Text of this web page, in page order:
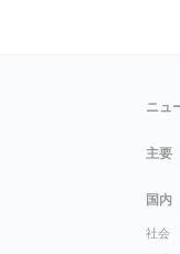
ニュ
主要
国内
社会